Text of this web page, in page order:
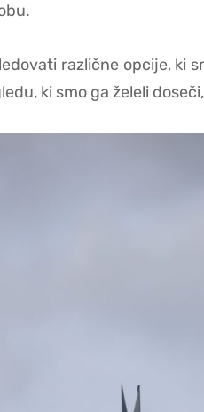
različne opcije, ki
ki smo ga želeli